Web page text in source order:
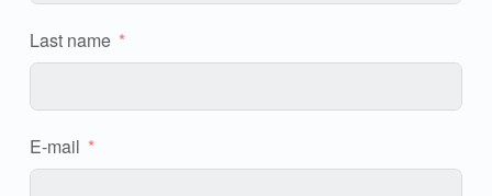
Last name
E-mail